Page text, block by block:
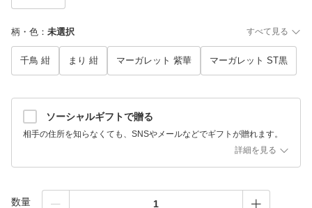
柄・色 ： 未選択 すべて見る
千鳥 紺 まり 紺 マーガレット 紫華 マーガレット ST黒
ソーシャルギフトで贈る
相手の住所を知らなくても、SNSやメールなどでギフトが贈れます。
詳細を見る
数量